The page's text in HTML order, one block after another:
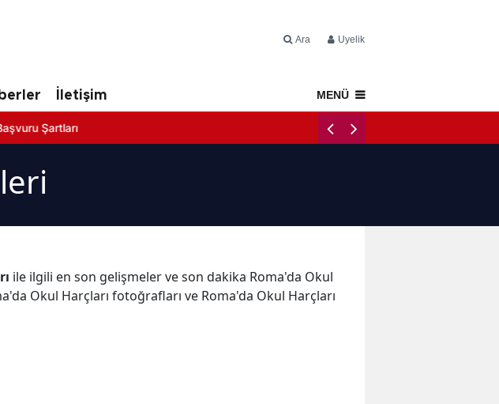
Ara Üyelik
İletişim MENÜ
ile ilgili en son gelişmeler ve son dakika Roma'da Okul
Okul Harçları fotoğrafları ve Roma'da Okul Harçları